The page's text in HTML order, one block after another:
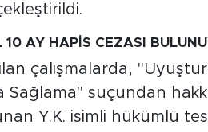
10 AY HAPİS CEZASI
çalışmalarda,
Sağlama" suçundan
Y.K. isimli hükümlü